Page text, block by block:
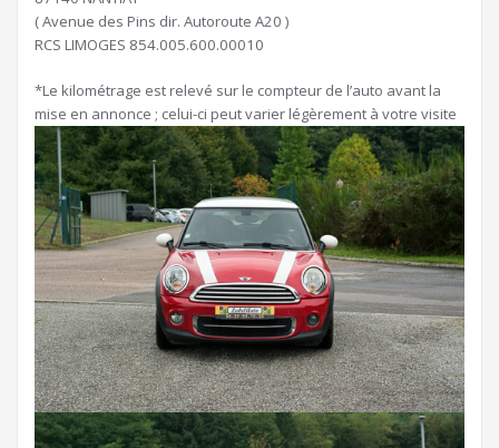
( Avenue des Pins dir. Autoroute A20 )
RCS LIMOGES 854.005.600.00010
*Le kilométrage est relevé sur le compteur de l’auto avant la
mise en annonce ; celui-ci peut varier légèrement à votre visite